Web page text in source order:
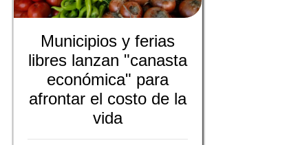
Municipios y ferias
libres lanzan "canasta
económica" para
afrontar el costo de la
vida